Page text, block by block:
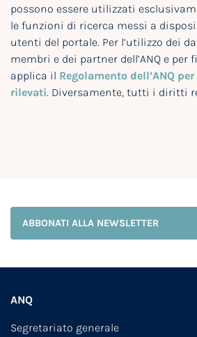
possono essere utilizzati
le funzioni di ricerca messi a
utenti del portale. Per l’utilizzo dei
membri e dei partner dell’ANQ e
applica il Regolamento dell’ANQ
rilevati. Diversamente, tutti i diritti
ABBONATI ALLA NEWSLETTER
ANQ
Segretariato generale